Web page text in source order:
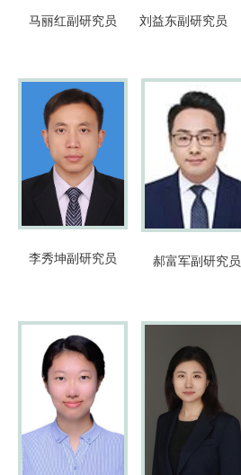
马丽红副研究员 刘益东副研究员
李秀坤副研究员 郝富军副研究员